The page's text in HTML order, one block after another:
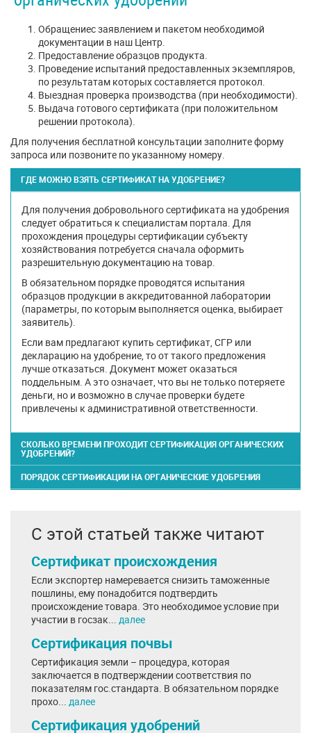
Обращениес заявлением и пакетом необходимой
документации в наш Центр.
Предоставление образцов продукта.
Проведение испытаний предоставленных экземпляров,
по результатам которых составляется протокол.
Выездная проверка производства (при необходимости).
Выдача готового сертификата (при положительном
решении протокола).
Для получения бесплатной консультации заполните форму
запроса или позвоните по указанному номеру.
ГДЕ МОЖНО ВЗЯТЬ СЕРТИФИКАТ НА УДОБРЕНИЕ?
Для получения добровольного сертификата на удобрения
следует обратиться к специалистам портала. Для
прохождения процедуры сертификации субъекту
хозяйствования потребуется сначала оформить
разрешительную документацию на товар.
В обязательном порядке проводятся испытания
образцов продукции в аккредитованной лаборатории
(параметры, по которым выполняется оценка, выбирает
заявитель).
Если вам предлагают купить сертификат, СГР или
декларацию на удобрение, то от такого предложения
лучше отказаться. Документ может оказаться
поддельным. А это означает, что вы не только потеряете
деньги, но и возможно в случае проверки будете
привлечены к административной ответственности.
СКОЛЬКО ВРЕМЕНИ ПРОХОДИТ СЕРТИФИКАЦИЯ ОРГАНИЧЕСКИХ
УДОБРЕНИЙ?
ПОРЯДОК СЕРТИФИКАЦИИ НА ОРГАНИЧЕСКИЕ УДОБРЕНИЯ
С этой статьей также читают
Сертификат происхождения
Если экспортер намеревается снизить таможенные
пошлины, ему понадобится подтвердить
происхождение товара. Это необходимое условие при
участии в госзак... далее
Сертификация почвы
Сертификация земли – процедура, которая
заключается в подтверждении соответствия по
показателям гос.стандарта. В обязательном порядке
прохо... далее
Сертификация удобрений